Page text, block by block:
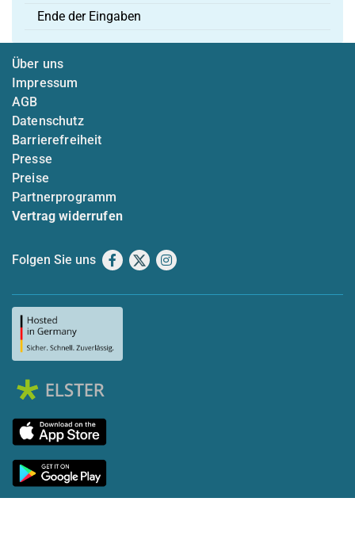
Ende der Eingaben
Über uns
Impressum
AGB
Datenschutz
Barrierefreiheit
Presse
Preise
Partnerprogramm
Vertrag widerrufen
Folgen Sie uns Facebook
X Instagram